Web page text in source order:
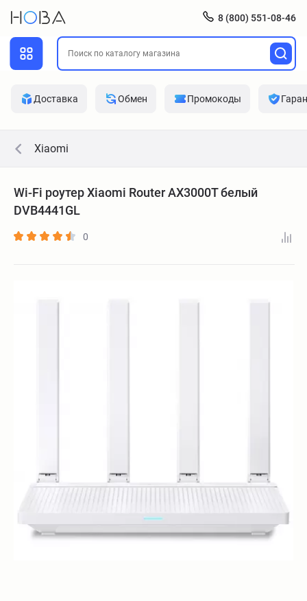
8 (800) 551-08-46
Доставка Обмен Промокоды
Xiaomi
Wi-Fi роутер Xiaomi Router AX3000T белый
DVB4441GL
0